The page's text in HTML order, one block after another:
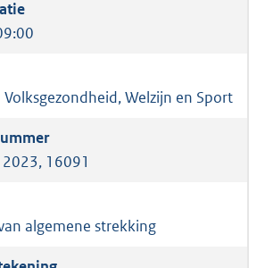
Welzijn en Sport
16091
algemene strekking